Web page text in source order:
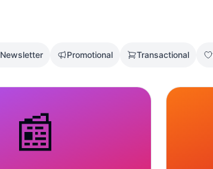
Newsletter Promotional Transactional
📰